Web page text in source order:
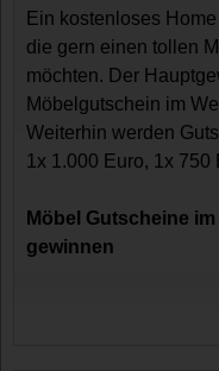
Ein kostenloses
die gern einen tollen
möchten. Der
Möbelgutschein im
Weiterhin werden
1x 1.000 Euro, 1x 750
Möbel Gutscheine
gewinnen